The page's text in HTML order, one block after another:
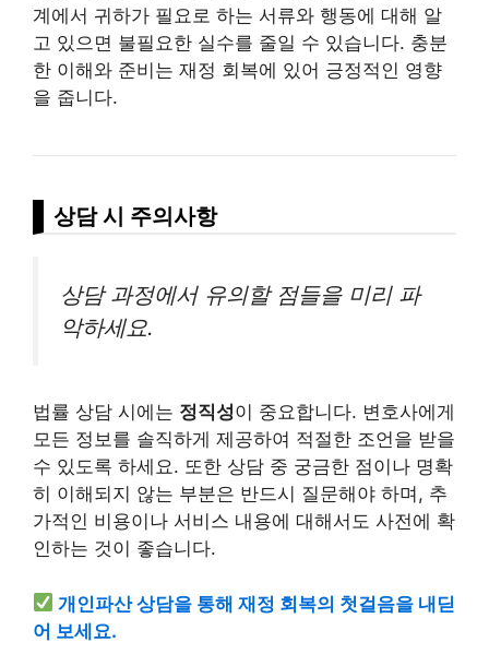
계에서 귀하가 필요로 하는 서류와 행동에 대해 알
고 있으면 불필요한 실수를 줄일 수 있습니다. 충분
한 이해와 준비는 재정 회복에 있어 긍정적인 영향
을 줍니다.
상담 시 주의사항
상담 과정에서 유의할 점들을 미리 파
악하세요.
법률 상담 시에는 정직성이 중요합니다. 변호사에게
모든 정보를 솔직하게 제공하여 적절한 조언을 받을
수 있도록 하세요. 또한 상담 중 궁금한 점이나 명확
히 이해되지 않는 부분은 반드시 질문해야 하며, 추
가적인 비용이나 서비스 내용에 대해서도 사전에 확
인하는 것이 좋습니다.
개인파산 상담을 통해 재정 회복의 첫걸음을 내딛
어 보세요.